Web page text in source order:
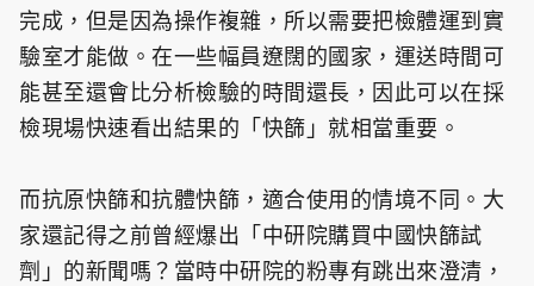
完成，但是因為操作複雜，所以需要把檢體運到實
驗室才能做。在一些幅員遼闊的國家，運送時間可
能甚至還會比分析檢驗的時間還長，因此可以在採
檢現場快速看出結果的「快篩」就相當重要。
而抗原快篩和抗體快篩，適合使用的情境不同。大
家還記得之前曾經爆出「中研院購買中國快篩試
劑」的新聞嗎？當時中研院的粉專有跳出來澄清，